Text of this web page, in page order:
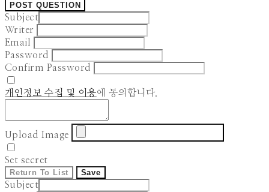
POST QUESTION
Subject
Writer
Email
Password
Confirm Password
개인정보 수집 및 이용에 동의합니다.
Upload Image
Set secret
Return To List Save
Subject